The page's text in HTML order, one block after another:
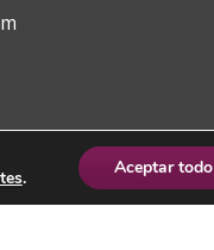
. Aceptar todo